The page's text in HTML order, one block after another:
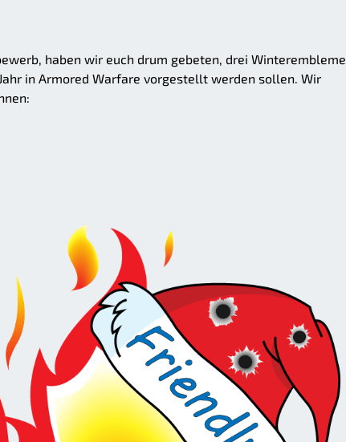
haben wir euch drum gebeten, drei Winterembleme
in Armored Warfare vorgestellt werden sollen. Wir